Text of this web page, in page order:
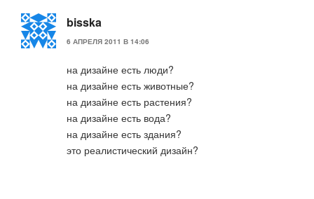
bisska
6 АПРЕЛЯ 2011 В 14:06
на дизайне есть люди?
на дизайне есть животные?
на дизайне есть растения?
на дизайне есть вода?
на дизайне есть здания?
это реалистический дизайн?